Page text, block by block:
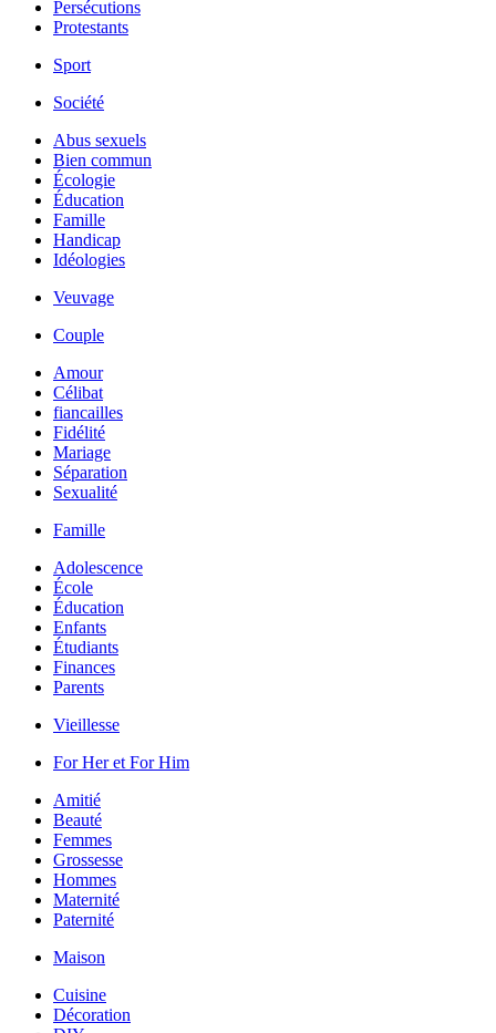
Persécutions
Protestants
Sport
Société
Abus sexuels
Bien commun
Écologie
Éducation
Famille
Handicap
Idéologies
Veuvage
Couple
Amour
Célibat
fiancailles
Fidélité
Mariage
Séparation
Sexualité
Famille
Adolescence
École
Éducation
Enfants
Étudiants
Finances
Parents
Vieillesse
For Her et For Him
Amitié
Beauté
Femmes
Grossesse
Hommes
Maternité
Paternité
Maison
Cuisine
Décoration